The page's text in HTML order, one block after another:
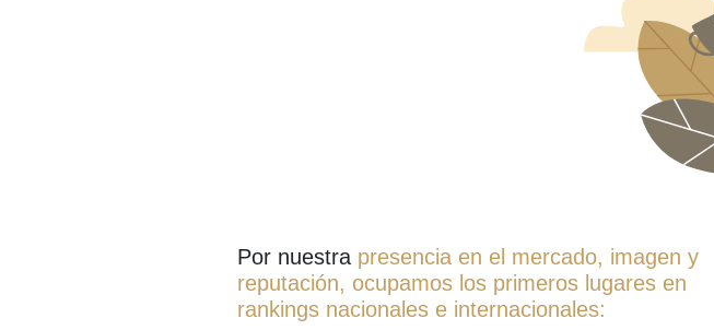
Por nuestra presencia en el mercado, imagen y
reputación, ocupamos los primeros lugares en
rankings nacionales e internacionales: